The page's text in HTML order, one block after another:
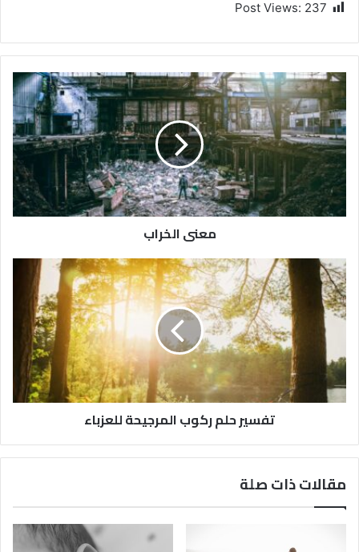
Post Views: 237
معنى الخراب
تفسير حلم ركوب المرجيحة للعزباء
مقالات ذات صلة